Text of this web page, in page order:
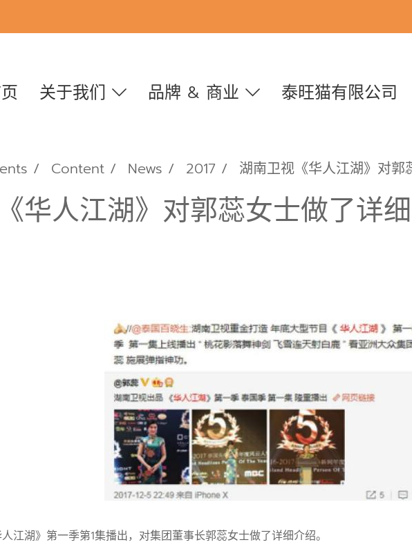
关于我们 品牌 & 商业 泰旺猫有限公司
Content News 2017 湖南卫视《华人江湖》对郭
华人江湖》对郭蕊女士做了详
江湖》第一季第1集播出，对集团董事长郭蕊女士做了详细介绍。